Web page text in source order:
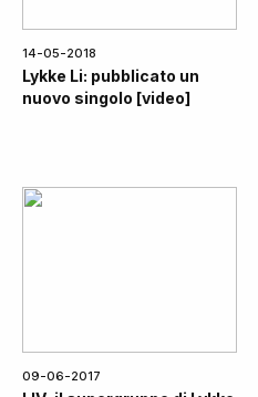
14-05-2018
Lykke Li: pubblicato un
nuovo singolo [video]
09-06-2017